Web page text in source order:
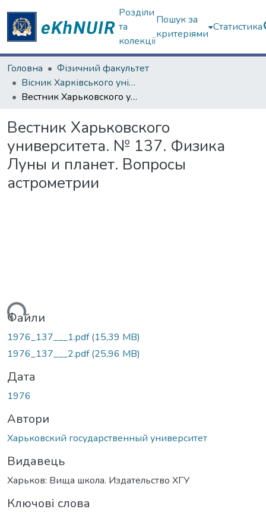
Розділи
та
колекції
Пошук за
критеріями
Статистика
Головна
Фізичний факультет
Вісник Харківського університету. Серії "Астрономія", "Фізика"
Вестник Харьковского университета. № 137. Физика Луны и планет. Вопросы астрометрии
Вестник Харьковского
университета. № 137. Физика
Луны и планет. Вопросы
астрометрии
Файли
1976_137___1.pdf(15,39 MB)
1976_137___2.pdf(25,96 MB)
Дата
1976
Автори
Харьковский государственный университет
Видавець
Харьков: Вища школа. Издательство ХГУ
Ключові слова